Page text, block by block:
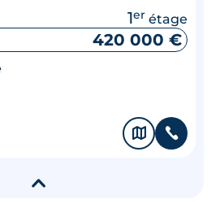
1er étage
420 000 €
🗞 📞
▾